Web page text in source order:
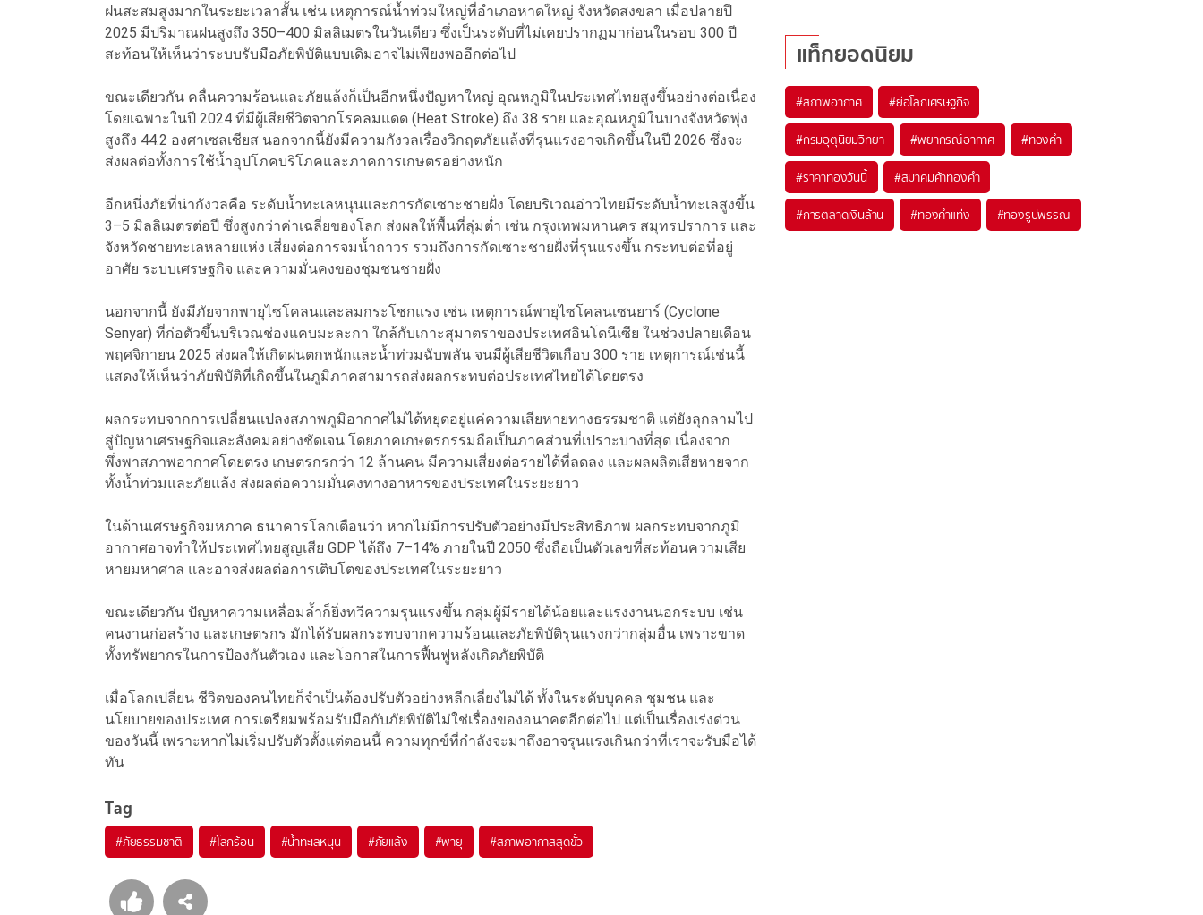
ฝนสะสมสูงมากในระยะเวลาสั้น เช่น เหตุการณ์น้ำท่วมใหญ่ที่อำเภอหาดใหญ่ จังหวัดสงขลา เมื่อปลายปี
2025 มีปริมาณฝนสูงถึง 350–400 มิลลิเมตรในวันเดียว ซึ่งเป็นระดับที่ไม่เคยปรากฏมาก่อนในรอบ 300 ปี
สะท้อนให้เห็นว่าระบบรับมือภัยพิบัติแบบเดิมอาจไม่เพียงพออีกต่อไป
ขณะเดียวกัน คลื่นความร้อนและภัยแล้งก็เป็นอีกหนึ่งปัญหาใหญ่ อุณหภูมิในประเทศไทยสูงขึ้นอย่างต่อเนื่อง
โดยเฉพาะในปี 2024 ที่มีผู้เสียชีวิตจากโรคลมแดด (Heat Stroke) ถึง 38 ราย และอุณหภูมิในบางจังหวัดพุ่ง
สูงถึง 44.2 องศาเซลเซียส นอกจากนี้ยังมีความกังวลเรื่องวิกฤตภัยแล้งที่รุนแรงอาจเกิดขึ้นในปี 2026 ซึ่งจะ
ส่งผลต่อทั้งการใช้น้ำอุปโภคบริโภคและภาคการเกษตรอย่างหนัก
อีกหนึ่งภัยที่น่ากังวลคือ ระดับน้ำทะเลหนุนและการกัดเซาะชายฝั่ง โดยบริเวณอ่าวไทยมีระดับน้ำทะเลสูงขึ้น
3–5 มิลลิเมตรต่อปี ซึ่งสูงกว่าค่าเฉลี่ยของโลก ส่งผลให้พื้นที่ลุ่มต่ำ เช่น กรุงเทพมหานคร สมุทรปราการ และ
จังหวัดชายทะเลหลายแห่ง เสี่ยงต่อการจมน้ำถาวร รวมถึงการกัดเซาะชายฝั่งที่รุนแรงขึ้น กระทบต่อที่อยู่
อาศัย ระบบเศรษฐกิจ และความมั่นคงของชุมชนชายฝั่ง
นอกจากนี้ ยังมีภัยจากพายุไซโคลนและลมกระโชกแรง เช่น เหตุการณ์พายุไซโคลนเซนยาร์ (Cyclone
Senyar) ที่ก่อตัวขึ้นบริเวณช่องแคบมะละกา ใกล้กับเกาะสุมาตราของประเทศอินโดนีเซีย ในช่วงปลายเดือน
พฤศจิกายน 2025 ส่งผลให้เกิดฝนตกหนักและน้ำท่วมฉับพลัน จนมีผู้เสียชีวิตเกือบ 300 ราย เหตุการณ์เช่นนี้
แสดงให้เห็นว่าภัยพิบัติที่เกิดขึ้นในภูมิภาคสามารถส่งผลกระทบต่อประเทศไทยได้โดยตรง
ผลกระทบจากการเปลี่ยนแปลงสภาพภูมิอากาศไม่ได้หยุดอยู่แค่ความเสียหายทางธรรมชาติ แต่ยังลุกลามไป
สู่ปัญหาเศรษฐกิจและสังคมอย่างชัดเจน โดยภาคเกษตรกรรมถือเป็นภาคส่วนที่เปราะบางที่สุด เนื่องจาก
พึ่งพาสภาพอากาศโดยตรง เกษตรกรกว่า 12 ล้านคน มีความเสี่ยงต่อรายได้ที่ลดลง และผลผลิตเสียหายจาก
ทั้งน้ำท่วมและภัยแล้ง ส่งผลต่อความมั่นคงทางอาหารของประเทศในระยะยาว
ในด้านเศรษฐกิจมหภาค ธนาคารโลกเตือนว่า หากไม่มีการปรับตัวอย่างมีประสิทธิภาพ ผลกระทบจากภูมิ
อากาศอาจทำให้ประเทศไทยสูญเสีย GDP ได้ถึง 7–14% ภายในปี 2050 ซึ่งถือเป็นตัวเลขที่สะท้อนความเสีย
หายมหาศาล และอาจส่งผลต่อการเติบโตของประเทศในระยะยาว
ขณะเดียวกัน ปัญหาความเหลื่อมล้ำก็ยิ่งทวีความรุนแรงขึ้น กลุ่มผู้มีรายได้น้อยและแรงงานนอกระบบ เช่น
คนงานก่อสร้าง และเกษตรกร มักได้รับผลกระทบจากความร้อนและภัยพิบัติรุนแรงกว่ากลุ่มอื่น เพราะขาด
ทั้งทรัพยากรในการป้องกันตัวเอง และโอกาสในการฟื้นฟูหลังเกิดภัยพิบัติ
เมื่อโลกเปลี่ยน ชีวิตของคนไทยก็จำเป็นต้องปรับตัวอย่างหลีกเลี่ยงไม่ได้ ทั้งในระดับบุคคล ชุมชน และ
นโยบายของประเทศ การเตรียมพร้อมรับมือกับภัยพิบัติไม่ใช่เรื่องของอนาคตอีกต่อไป แต่เป็นเรื่องเร่งด่วน
ของวันนี้ เพราะหากไม่เริ่มปรับตัวตั้งแต่ตอนนี้ ความทุกข์ที่กำลังจะมาถึงอาจรุนแรงเกินกว่าที่เราจะรับมือได้
ทัน
Tag
#ภัยธรรมชาติ #โลกร้อน #น้ำทะเลหนุน #ภัยแล้ง #พายุ #สภาพอากาสสุดขั้ว
แท็กยอดนิยม
#สภาพอากาศ #ย่อโลกเศรษฐกิจ
#กรมอุตุนิยมวิทยา #พยากรณ์อากาศ #ทองคำ
#ราคาทองวันนี้ #สมาคมค้าทองคำ
#การตลาดเงินล้าน #ทองคำแท่ง #ทองรูปพรรณ